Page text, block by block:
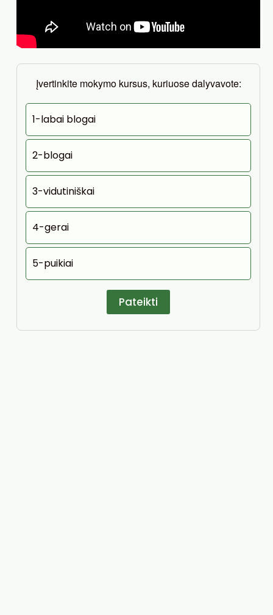
Įvertinkite mokymo kursus, kuriuose dalyvavote:
1-labai blogai
2-blogai
3-vidutiniškai
4-gerai
5-puikiai